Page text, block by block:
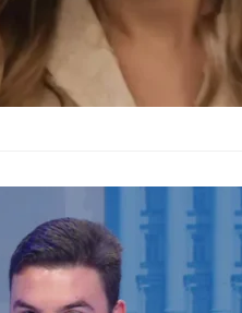
Здравен
лекарства
Без категория– 21.04.2026